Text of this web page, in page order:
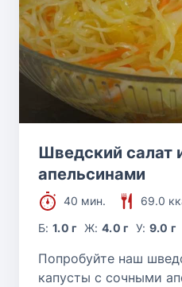
Шведский салат
апельсинами
40 мин.
69.0
Б:1.0 г Ж: 4.0 г У: 9.0 г
Попробуйте наш
капусты с сочными